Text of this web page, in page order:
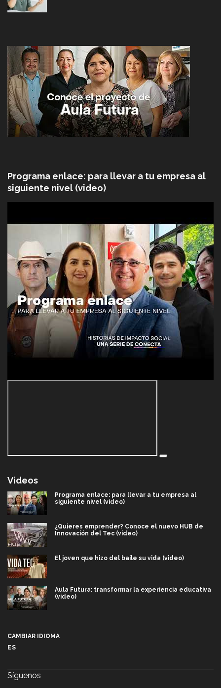
Programa enlace: para llevar a tu empresa al
siguiente nivel (video)
Videos
Programa enlace: para llevar a tu empresa al
siguiente nivel (video)
¿Quieres emprender? Conoce el nuevo HUB de
Innovación del Tec (video)
El joven que hizo del baile su vida (video)
Aula Futura: transformar la experiencia educativa
(video)
CAMBIAR IDIOMA
ES
Síguenos